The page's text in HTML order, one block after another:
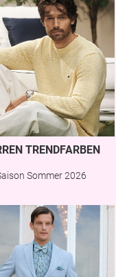
TRENDFARBEN
Sommer 2026